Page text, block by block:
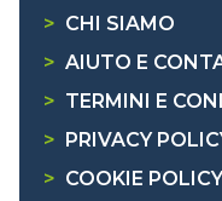
> CHI SIAMO
> AIUTO E
> TERMINI E
>
PRIVACY
> COOKIE POLICY